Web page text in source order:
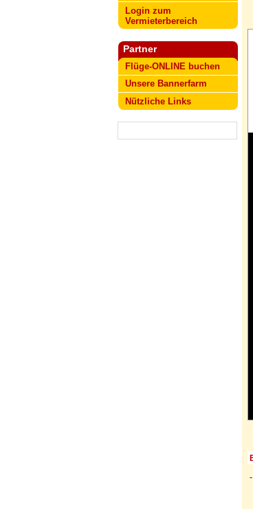
Login zum
Vermieterbereich
Partner
Flüge-ONLINE buchen
Unsere Bannerfarm
Nützliche Links
-